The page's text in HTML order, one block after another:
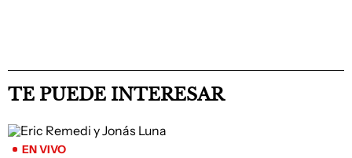
TE PUEDE INTERESAR
EN VIVO